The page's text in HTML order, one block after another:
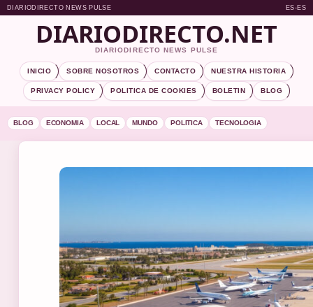
DIARIODIRECTO NEWS PULSE ES-ES
DIARIODIRECTO.NET
DIARIODIRECTO NEWS PULSE
INICIO SOBRE NOSOTROS CONTACTO NUESTRA HISTORIA
PRIVACY POLICY POLITICA DE COOKIES BOLETIN BLOG
BLOG ECONOMIA LOCAL MUNDO POLITICA TECNOLOGIA